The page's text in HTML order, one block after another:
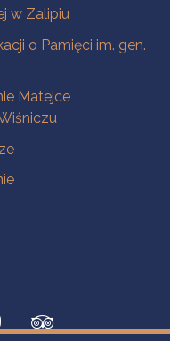
w Zalipiu
o Pamięci im. gen.
Matejce